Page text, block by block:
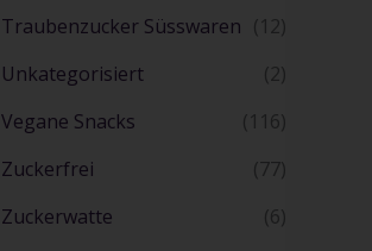
Traubenzucker Süsswaren (12)
Unkategorisiert
(2)
Vegane Snacks
(116)
Zuckerfrei
(77)
Zuckerwatte
(6)